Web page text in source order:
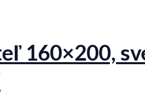
160×200,